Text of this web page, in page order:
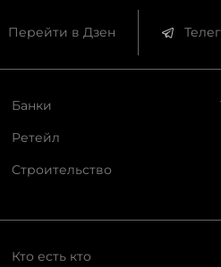
Перейти в Дзен
Банки
Ретейл
Строительство
Кто есть кто